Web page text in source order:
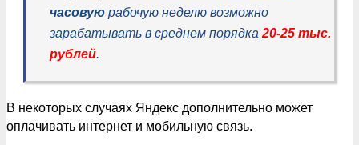
часовую рабочую неделю возможно
зарабатывать в среднем порядка20-25 тыс.
рублей.
В некоторых случаях Яндекс дополнительно может
оплачивать интернет и мобильную связь.